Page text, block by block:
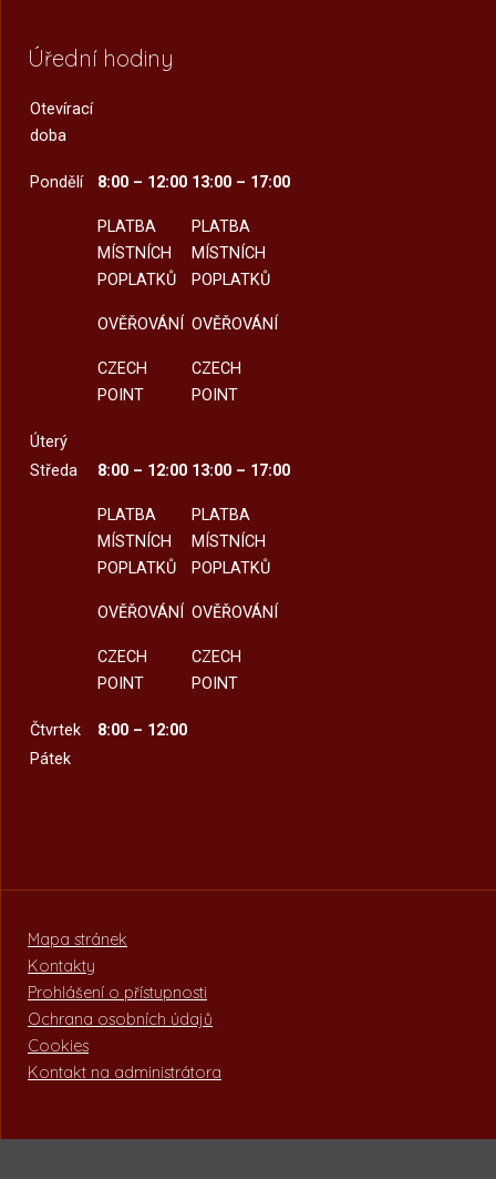
Úřední hodiny
Otevírací
doba
Pondělí 8:00 – 12:00
PLATBA
MÍSTNÍCH
POPLATKŮ
OVĚŘOVÁNÍ
CZECH
POINT
13:00 – 17:00
PLATBA
MÍSTNÍCH
POPLATKŮ
OVĚŘOVÁNÍ
CZECH
POINT
Úterý
Středa
8:00 – 12:00
PLATBA
MÍSTNÍCH
POPLATKŮ
OVĚŘOVÁNÍ
CZECH
POINT
13:00 – 17:00
PLATBA
MÍSTNÍCH
POPLATKŮ
OVĚŘOVÁNÍ
CZECH
POINT
Čtvrtek
8:00 – 12:00
Pátek
Mapa stránek
Kontakty
Prohlášení o přístupnosti
Ochrana osobních údajů
Cookies
Kontakt na administrátora